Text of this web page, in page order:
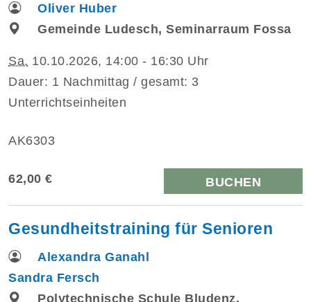
Oliver Huber
Gemeinde Ludesch, Seminarraum Fossa
Sa. 10.10.2026, 14:00 - 16:30 Uhr
Dauer: 1 Nachmittag / gesamt: 3
Unterrichtseinheiten
AK6303
62,00 € BUCHEN
Gesundheitstraining für Senioren
Alexandra Ganahl
Sandra Fersch
Polytechnische Schule Bludenz,